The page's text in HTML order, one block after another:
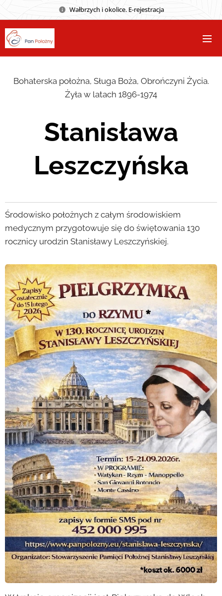
Wałbrzych i okolice. E-rejestracja
Bohaterska położna, Sługa Boża, Obrończyni Życia.
Żyła w latach 1896-1974
Stanisława
Leszczyńska
Środowisko położnych z całym środowiskiem
medycznym przygotowuje się do świętowania 130
rocznicy urodzin Stanisławy Leszczyńskiej.